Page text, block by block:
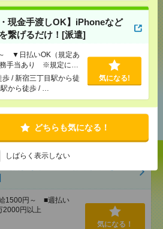
・現金手渡しOK】iPhoneなど
繋げるだけ！[派遣]
▼日払いOK（規定あ
手当あり ※規定によ
/ 新宿三丁目駅から徒
から徒歩 / …
気になる!
どちらも気になる！
しばらく表示しない
ツイート ブックマーク
履歴からの
すめ
おばあちゃんのお散歩付き添
1500円～ ■週払い
円以上
気になる！